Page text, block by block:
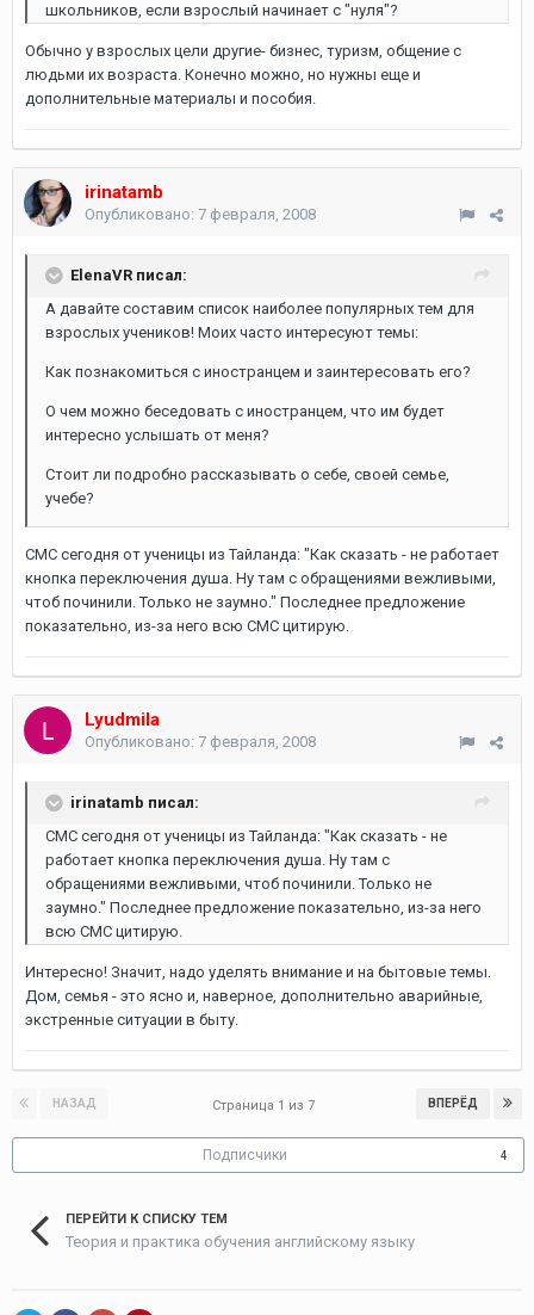
школьников, если взрослый начинает с "нуля"?
Обычно у взрослых цели другие- бизнес, туризм, общение с
людьми их возраста. Конечно можно, но нужны еще и
дополнительные материалы и пособия.
irinatamb
Опубликовано: 7 февраля, 2008
ElenaVR писал:
А давайте составим список наиболее популярных тем для
взрослых учеников! Моих часто интересуют темы:
Как познакомиться с иностранцем и заинтересовать его?
О чем можно беседовать с иностранцем, что им будет
интересно услышать от меня?
Стоит ли подробно рассказывать о себе, своей семье,
учебе?
СМС сегодня от ученицы из Тайланда: "Как сказать - не работает
кнопка переключения душа. Ну там с обращениями вежливыми,
чтоб починили. Только не заумно." Последнее предложение
показательно, из-за него всю СМС цитирую.
Lyudmila
Опубликовано: 7 февраля, 2008
irinatamb писал:
СМС сегодня от ученицы из Тайланда: "Как сказать - не
работает кнопка переключения душа. Ну там с
обращениями вежливыми, чтоб починили. Только не
заумно." Последнее предложение показательно, из-за него
всю СМС цитирую.
Интересно! Значит, надо уделять внимание и на бытовые темы.
Дом, семья - это ясно и, наверное, дополнительно аварийные,
экстренные ситуации в быту.
НАЗАД ВПЕРЁД
Страница 1 из 7
Подписчики 4
ПЕРЕЙТИ К СПИСКУ ТЕМ
Теория и практика обучения английскому языку